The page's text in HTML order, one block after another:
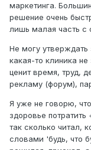
маркетинга.
решение очень
лишь малая часть с
Не могу утверждать
какая-то клиника
ценит время, труд,
рекламу (форум),
Я уже не говорю,
здоровье
так сколько читал,
словами 'будь, что